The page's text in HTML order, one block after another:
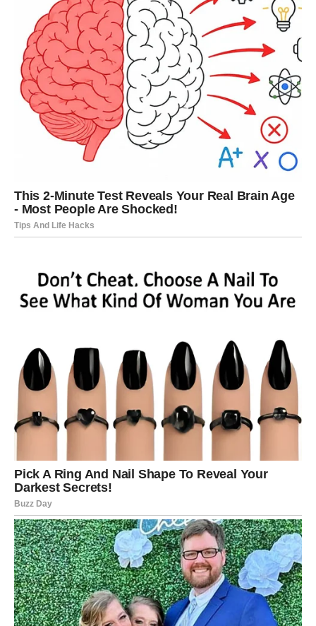
Za Device je ovo period karmičkog rasterećenja
. Sve
ono što ste preuzimali na sebe, a nije bilo vaše – sada se
vraća onima kojima pripada. Učite da pustite kontrolu.
Ako ste stalno popravljali druge – karma vas uči da sada
popravite odnos sa sobom.
Karmička lekcija:Ne moraš sve da nosiš sam.
Unutrašnji mir.
VAGA – KARMA DONOSI
PRAVDU I RAVNOTEŽU
prve polovine februara dolazi razjašnjenje odnosa koji su
bili nefer. Ako ste davali previše – balans se vraća. Ako
Odluka koju donesete sada ima dugoročne posledice – ali
oslobađajuće.
Karmička lekcija:
Mir nije kompromis na tvoju štetu.
Nagrada: Ravnoteža bez griže savesti.